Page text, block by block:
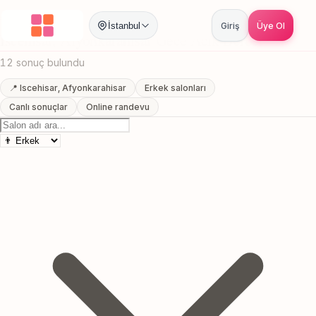
İstanbul Giriş Üye Ol
Anasayfa / Afyonkarahisar Iscehisar Gece Acik Berber
Iscehisar, Afyonkarahisar Gece Acik Berber
12 sonuç bulundu
📍 Iscehisar, Afyonkarahisar
Erkek salonları
Canlı sonuçlar
Online randevu